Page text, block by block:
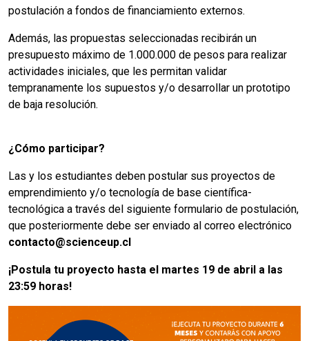
postulación a fondos de financiamiento externos.
Además, las propuestas seleccionadas recibirán un
presupuesto máximo de 1.000.000 de pesos para realizar
actividades iniciales, que les permitan validar
tempranamente los supuestos y/o desarrollar un prototipo
de baja resolución.
¿Cómo participar?
Las y los estudiantes deben postular sus proyectos de
emprendimiento y/o tecnología de base científica-
tecnológica a través del siguiente formulario de postulación,
que posteriormente debe ser enviado al correo electrónico
contacto@scienceup.cl
¡Postula tu proyecto hasta el martes 19 de abril a las
23:59 horas!